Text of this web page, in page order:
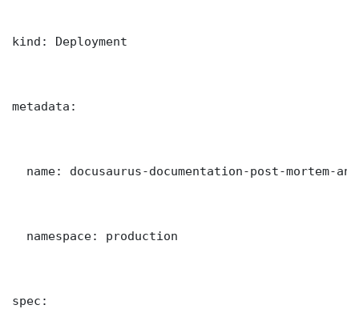
kind: Deployment
metadata:
  name: docusaurus-documentation-post-mortem-ana
  namespace: production
spec: